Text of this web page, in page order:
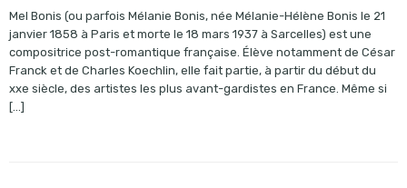
Mel Bonis (ou parfois Mélanie Bonis, née Mélanie-Hélène Bonis le 21
janvier 1858 à Paris et morte le 18 mars 1937 à Sarcelles) est une
compositrice post-romantique française. Élève notamment de César
Franck et de Charles Koechlin, elle fait partie, à partir du début du
xxe siècle, des artistes les plus avant-gardistes en France. Même si
[…]